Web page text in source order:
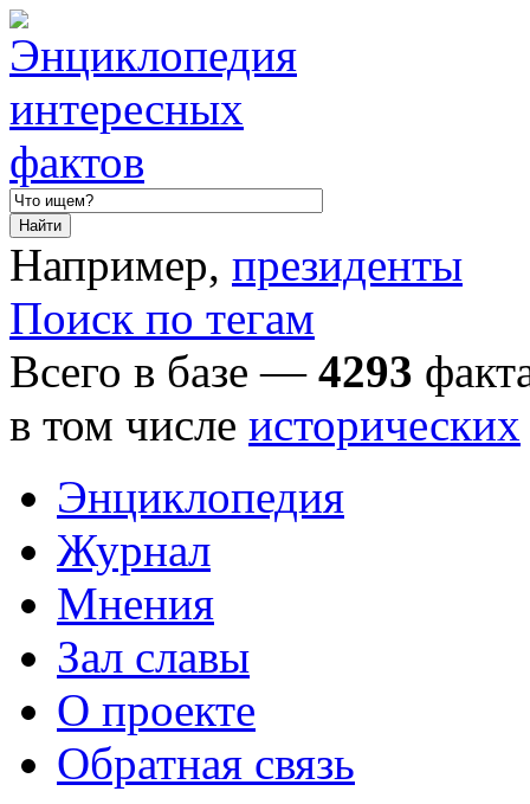
Например, президенты
Поиск по тегам
Всего в базе — 4293
в том числе исторических
Энциклопедия
Журнал
Мнения
Зал славы
О проекте
Обратная связь